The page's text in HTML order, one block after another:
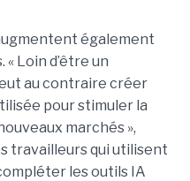
également
Loin d’être un
au contraire créer
pour stimuler la
marchés »,
travailleurs qui utilisent
les outils IA